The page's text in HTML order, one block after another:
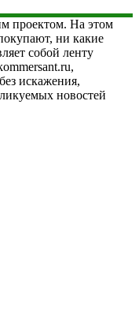
проектом. На этом
ни какие
собой ленту
искажения,
новостей